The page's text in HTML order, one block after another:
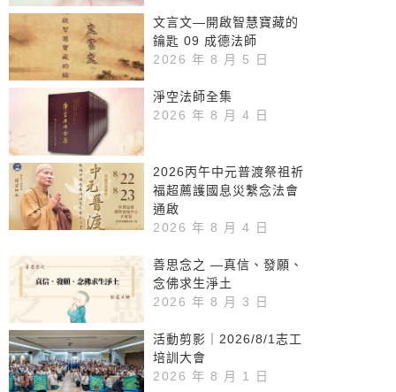
文言文—開啟智慧寶藏的
鑰匙 09 成德法師
2026 年 8 月 5 日
淨空法師全集
2026 年 8 月 4 日
2026丙午中元普渡祭祖祈
福超薦護國息災繫念法會
通啟
2026 年 8 月 4 日
善思念之 —真信、發願、
念佛求生淨土
2026 年 8 月 3 日
活動剪影｜2026/8/1志工
培訓大會
2026 年 8 月 1 日